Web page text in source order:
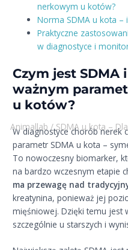
Animallab /SDMA u kota –
nerkowym u kotów?
Norma SDMA u kota –
Praktyczne
w diagnostyce i
Czym jest SDMA
ważnym
u kotów?
W diagnostyce chorób nerek
parametr SDMA u kota –
To nowoczesny biomarker,
na bardzo wczesnym etapie
ma przewagę nad
kreatynina, ponieważ jej
mięśniowej. Dzięki temu jest
szczególnie u starszych i